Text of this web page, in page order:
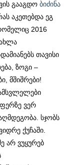
გააგდობიძინა
აკეთებდა ეგ
2016
თავისი
ზოგი –
მშიშრები!
ვერ
სჯობს
ქუჩაში.
არ ვუყურებ